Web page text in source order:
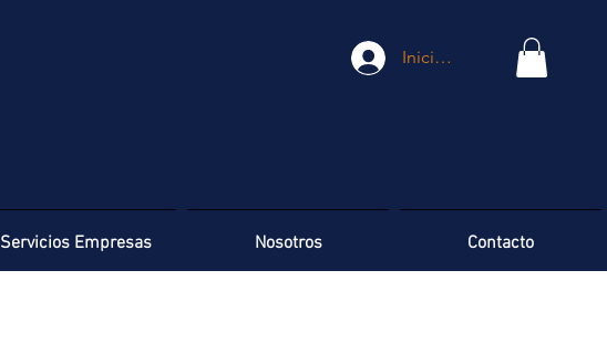
Iniciar sesión
Servicios Empresas Nosotros Contacto